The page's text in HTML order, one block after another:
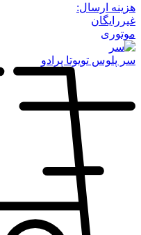
هزینه ارسال:
غیررایگان
موتوری
سر پلوس تویوتا پرادو